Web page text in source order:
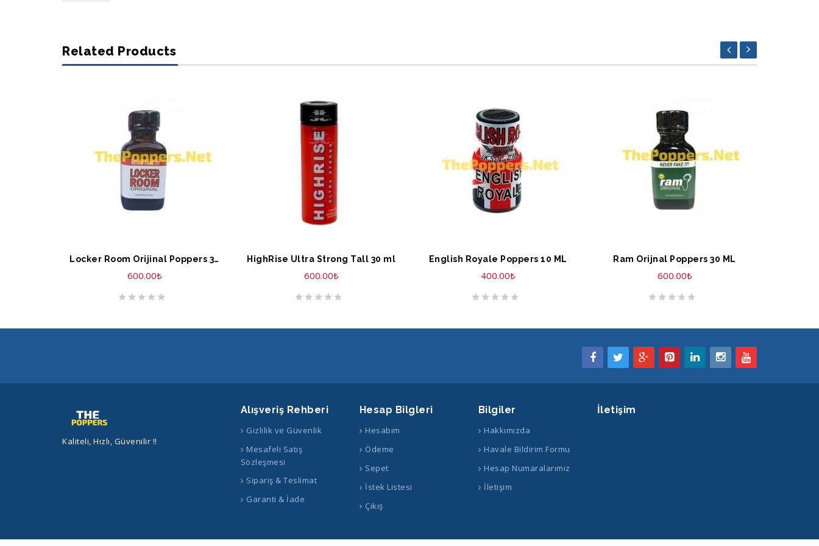
Related Products
SEPETE EKLE Locker Room Orijinal Poppers 30 ML
600.00₺
SEPETE EKLE
HighRise Ultra Strong Tall 30 ml
600.00₺
SEPETE EKLE
English Royale Poppers 10 ML
400.00₺
SEPETE EKLE
Ram Orijnal Poppers 30 ML
600.00₺
Kaliteli, Hızlı, Güvenilir !!
Alışveriş Rehberi
Gizlilik ve Güvenlik
Mesafeli Satış
Sözleşmesi
Sipariş & Teslimat
Garanti & İade
Hesap Bilgleri
Hesabım
Ödeme
Sepet
İstek Listesi
Çıkış
Bilgiler
Hakkımızda
Havale Bildirim Formu
Hesap Numaralarımız
İletişim
İletişim